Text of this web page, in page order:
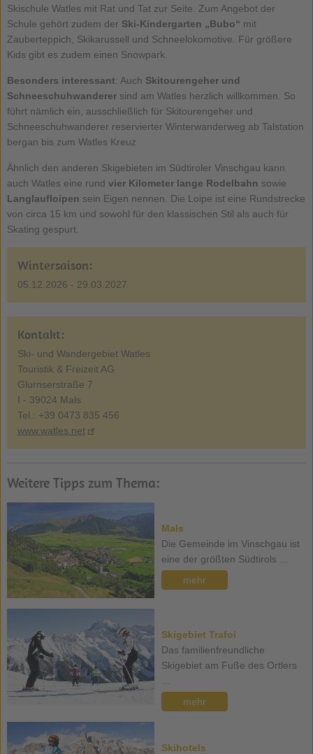
Skischule Watles mit Rat und Tat zur Seite. Zum Angebot der
Schule gehört zudem der Ski-Kindergarten „Bubo“ mit
Zauberteppich, Skikarussell und Schneelokomotive. Für größere
Kids gibt es zudem einen Snowpark.
Besonders interessant: Auch Skitourengeher und
Schneeschuhwanderersind am Watles herzlich willkommen. So
führt nämlich ein, ausschließlich für Skitourengeher und
Schneeschuhwanderer reservierter Winterwanderweg ab Talstation
bergan bis zum Watles Kreuz
Ähnlich den anderen Skigebieten im Südtiroler Vinschgau kann
auch Watles eine rund vier Kilometer lange Rodelbahn sowie
Langlaufloipen sein Eigen nennen. Die Loipe ist eine Rundstrecke
von circa 15 km und sowohl für den klassischen Stil als auch für
Skating gespurt.
Wintersaison:
05.12.2026 - 29.03.2027
Kontakt:
Ski- und Wandergebiet Watles
Touristik & Freizeit AG
Glurnserstraße 7
I - 39024 Mals
Tel.: +39 0473 835 456
www.watles.net
Weitere Tipps zum Thema:
Mals
Die Gemeinde im Vinschgau ist
eine der größten Südtirols ...
mehr
Skigebiet Trafoi
Das familienfreundliche
Skigebiet am Fuße des Ortlers
mehr
Skihotels